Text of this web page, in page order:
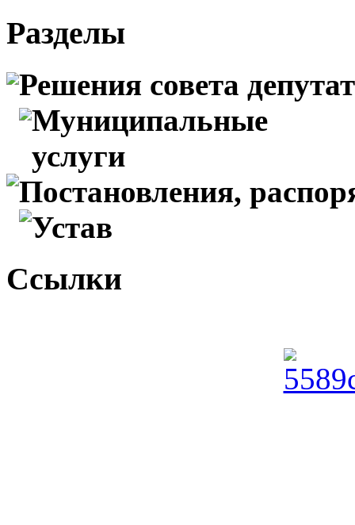
Разделы
Решения совета
Муниципальные
услуги
Постановления,
Устав
Ссылки